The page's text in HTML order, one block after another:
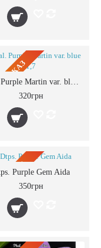
Phal. Purple Martin var. blue 1,7
320грн
Purple Gem Aida
350грн